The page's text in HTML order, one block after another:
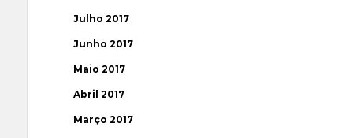
Julho 2017
Junho 2017
Maio 2017
Abril 2017
Março 2017